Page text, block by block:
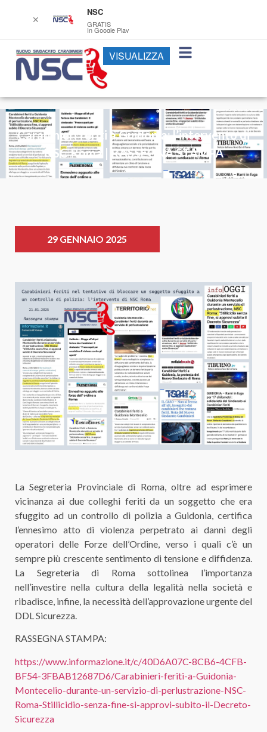
Carabinieri feriti a Guidonia: l’intervento di
NSC Roma | RASSEGNA STAMPA
29 GENNAIO 2025
La Segreteria Provinciale di Roma, oltre ad esprimere
vicinanza ai due colleghi feriti da un soggetto che era
sfuggito ad un controllo di polizia a Guidonia, certifica
l’ennesimo atto di violenza perpetrato ai danni degli
operatori delle Forze dell’Ordine, verso i quali c’è un
sempre più crescente sentimento di tensione e diffidenza.
La Segreteria di Roma sottolinea l’importanza
nell’investire nella cultura della legalità nella società e
ribadisce, infine, la necessità dell’approvazione urgente del
DDL Sicurezza.
RASSEGNA STAMPA:
https://www.informazione.it/c/40D6A07C-8CB6-4CFB-
BF54-3FBAB12687D6/Carabinieri-feriti-a-Guidonia-
Montecelio-durante-un-servizio-di-perlustrazione-NSC-
Roma-Stillicidio-senza-fine-si-approvi-subito-il-Decreto-
Sicurezza
✕
NSC
GRATIS
In Google Play
VISUALIZZA